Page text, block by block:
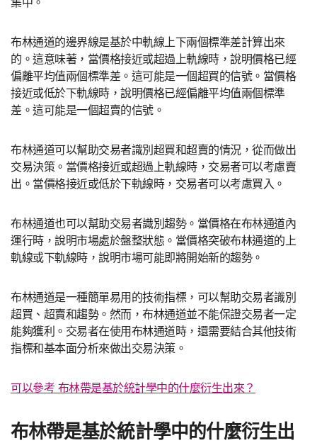
布林通道的邊界線是基於中軌線上下兩個標準差計算出來
的。這意味著，當價格接近或超過上軌線時，說明價格已經
偏離平均值兩個標準差。這可能是一個超買的信號。當價格
接近或低於下軌線時，說明價格已經偏離平均值兩個標準
差。這可能是一個超賣的信號。
布林通道可以幫助交易者識別超買和超賣的情況，從而做出
交易決策。當價格接近或超過上軌線時，交易者可以考慮賣
出。當價格接近或低於下軌線時，交易者可以考慮買入。
布林通道也可以幫助交易者識別趨勢。當價格在布林通道內
運行時，說明市場處於盤整狀態。當價格突破布林通道的上
軌線或下軌線時，說明市場可能即將開始新的趨勢。
布林通道是一種簡單易用的技術指標，可以幫助交易者識別
超買、超賣和趨勢。然而，布林通道並不能保證交易者一定
能夠獲利。交易者在使用布林通道時，還需要結合其他技術
指標和基本面分析來做出交易決策。
可以參考 布林帶是基於統計學中的什麼衍生出來？
布林帶是基於統計學中的什麼衍生出